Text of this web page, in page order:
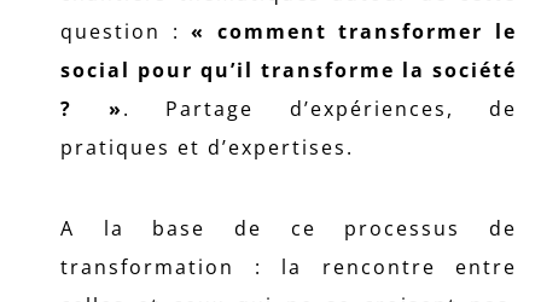
question :« comment transformer le
social pour qu’il transforme la société
? ». Partage d’expériences, de
pratiques et d’expertises.
A la base de ce processus de
transformation : la rencontre entre